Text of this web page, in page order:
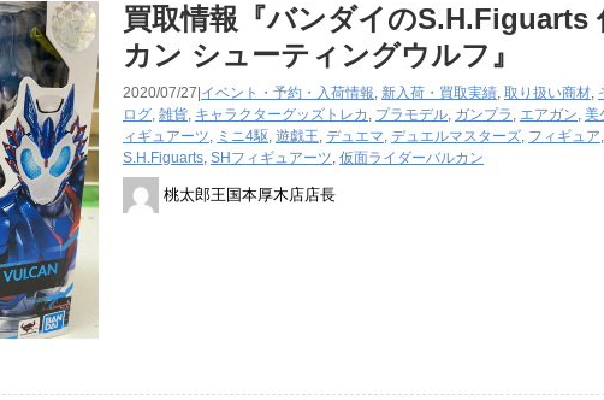
買取情報『バンダイのS.H.Figuarts
カン ​シューティングウルフ』
2020/07/27|イベント・予約・入荷情報 新入荷・買取実績 取り扱い商材
ログ 雑貨 キャラクターグッズ トレカ プラモデル ガンプラ エアガン 美
ィギュアーツ
ミニ4駆 遊戯王 デュエマ デュエルマスターズ フィギュア
S.H.Figuarts SHフィギュアーツ 仮面ライダーバルカン
桃太郎王国本厚木店店長